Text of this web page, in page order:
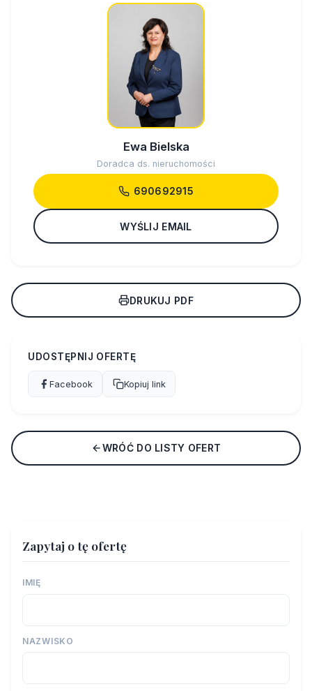
Ewa Bielska
Doradca ds. nieruchomości
690692915
WYŚLIJ EMAIL
DRUKUJ PDF
UDOSTĘPNIJ OFERTĘ
Facebook Kopiuj link
WRÓĆ DO LISTY OFERT
Zapytaj o tę ofertę
IMIĘ
NAZWISKO